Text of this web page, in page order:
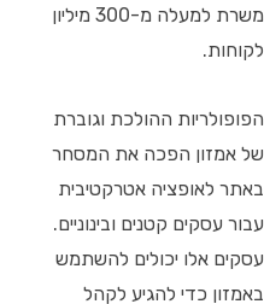
משרת למעלה מ-300 מיליון
לקוחות.
הפופולריות ההולכת וגוברת
של אמזון הפכה את המסחר
באתר לאופציה אטרקטיבית
עבור עסקים קטנים ובינוניים.
עסקים אלו יכולים להשתמש
באמזון כדי להגיע לקהל